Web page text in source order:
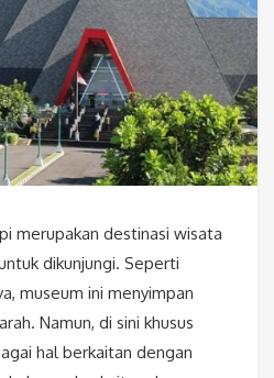
merupakan destinasi wisata
dikunjungi. Seperti
museum ini menyimpan
Namun, di sini khusus
hal berkaitan dengan